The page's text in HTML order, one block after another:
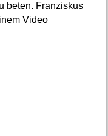
beten. Franziskus
Video